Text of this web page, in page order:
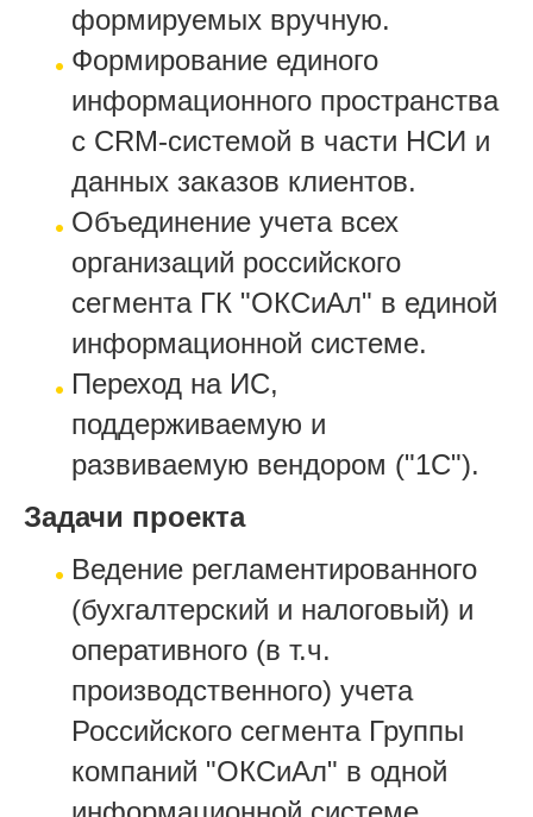
формируемых вручную.
Формирование единого
информационного пространства
с CRM-системой в части НСИ и
данных заказов клиентов.
Объединение учета всех
организаций российского
сегмента ГК "ОКСиАл" в единой
информационной системе.
Переход на ИС,
поддерживаемую и
развиваемую вендором ("1С").
Задачи проекта
Ведение регламентированного
(бухгалтерский и налоговый) и
оперативного (в т.ч.
производственного) учета
Российского сегмента Группы
компаний "ОКСиАл" в одной